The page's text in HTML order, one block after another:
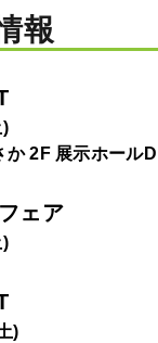
報
か 2F 展示ホールD
ェア
)